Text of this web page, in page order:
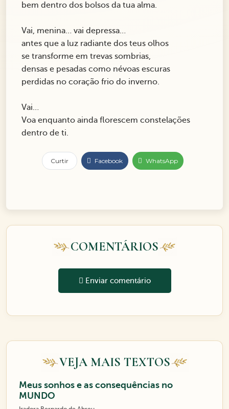
bem dentro dos bolsos da tua alma.
Vai, menina… vai depressa…
antes que a luz radiante dos teus olhos
se transforme em trevas sombrias,
densas e pesadas como névoas escuras
perdidas no coração frio do inverno.
Vai…
Voa enquanto ainda florescem constelações
dentro de ti.
Curtir Facebook WhatsApp
COMENTÁRIOS
Enviar comentário
VEJA MAIS TEXTOS
Meus sonhos e as consequências no
MUNDO